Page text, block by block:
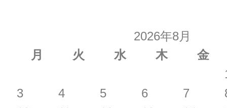
ジ
2026年8月
月
火 水 木
金
3
4 5 6 7